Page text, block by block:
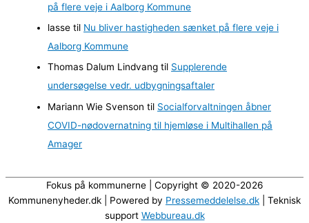
på flere veje i Aalborg Kommune
lasse til Nu bliver hastigheden sænket på flere veje i
Aalborg Kommune
Thomas Dalum Lindvang til Supplerende
undersøgelse vedr. udbygningsaftaler
Mariann Wie Svenson til Socialforvaltningen åbner
COVID-nødovernatning til hjemløse i Multihallen på
Amager
Fokus på kommunerne | Copyright © 2020-2026
Kommunenyheder.dk | Powered by Pressemeddelelse.dk | Teknisk
support Webbureau.dk